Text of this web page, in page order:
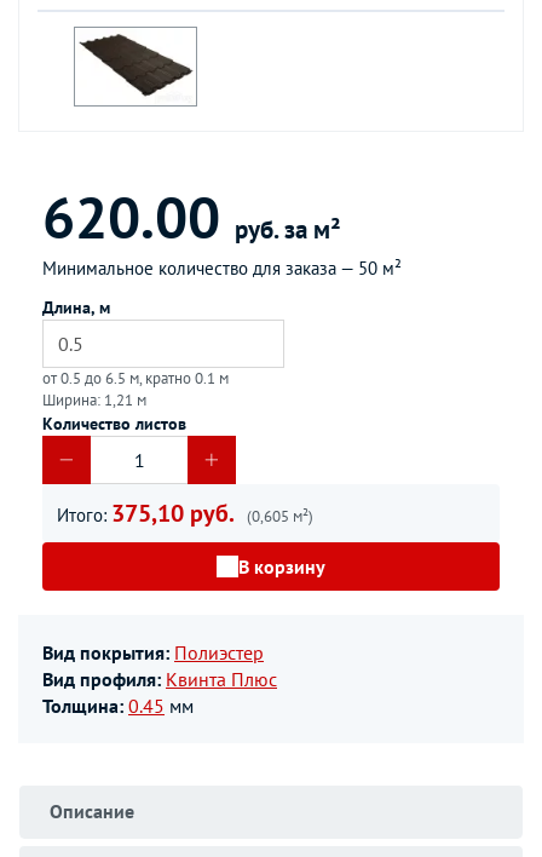
620.00 руб. за м²
Минимальное количество для заказа — 50 м²
Длина, м
от 0.5 до 6.5 м, кратно 0.1 м
Ширина: 1,21 м
Количество листов
Итого: 375,10 руб. (0,605 м²)
В корзину
Вид покрытия: Полиэстер
Вид профиля: Квинта Плюс
Толщина: 0.45 мм
Описание